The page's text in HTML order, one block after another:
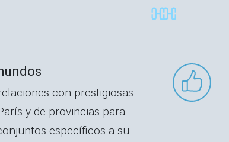
con prestigiosas
y de provincias para
específicos a su